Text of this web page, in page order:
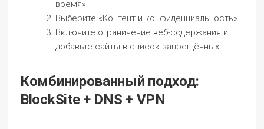
время».
Выберите «Контент и конфиденциальность».
Включите ограничение веб-содержания и
добавьте сайты в список запрещённых.
Комбинированный подход:
BlockSite + DNS + VPN